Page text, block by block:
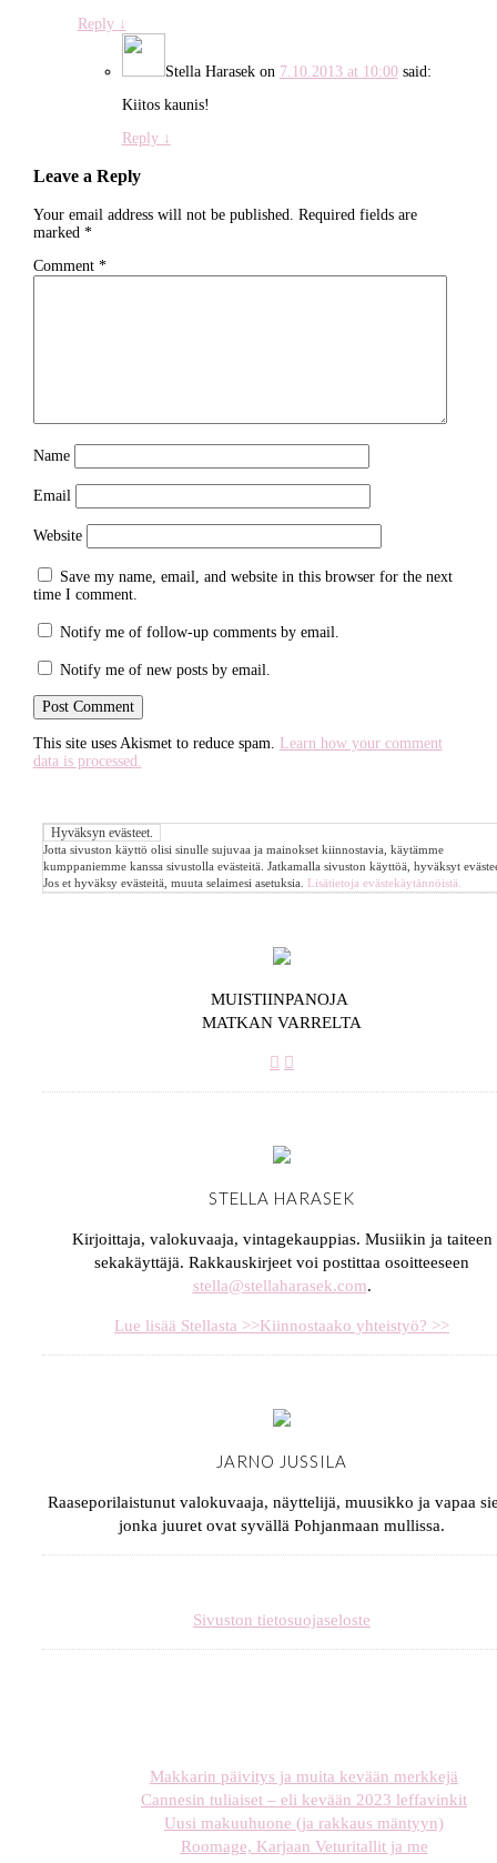
Reply ↓
Stella Harasekon 7.10.2013 at 10:00 said:
Kiitos kaunis!
Reply ↓
Leave a Reply
Your email address will not be published. Required fields are
marked *
Comment *
Name
Email
Website
Save my name, email, and website in this browser for the next
time I comment.
Notify me of follow-up comments by email.
Notify me of new posts by email.
This site uses Akismet to reduce spam. Learn how your comment
data is processed.
Jotta sivuston käyttö olisi sinulle sujuvaa ja mainokset kiinnostavia, käytämme
kumppaniemme kanssa sivustolla evästeitä. Jatkamalla sivuston käyttöä, hyväksyt
Jos et hyväksy evästeitä, muuta selaimesi asetuksia. Lisätietoja evästekäytännöistä.
MUISTIINPANOJA
MATKAN VARRELTA
STELLA HARASEK
Kirjoittaja, valokuvaaja, vintagekauppias. Musiikin ja taiteen
sekakäyttäjä. Rakkauskirjeet voi postittaa osoitteeseen
stella@stellaharasek.com.
Lue lisää Stellasta >>Kiinnostaako yhteistyö? >>
JARNO JUSSILA
Raaseporilaistunut valokuvaaja, näyttelijä, muusikko ja vapaa
jonka juuret ovat syvällä Pohjanmaan mullissa.
Sivuston tietosuojaseloste
Makkarin päivitys ja muita kevään merkkejä
Cannesin tuliaiset – eli kevään 2023 leffavinkit
Uusi makuuhuone (ja rakkaus mäntyyn)
Roomage, Karjaan Veturitallit ja me